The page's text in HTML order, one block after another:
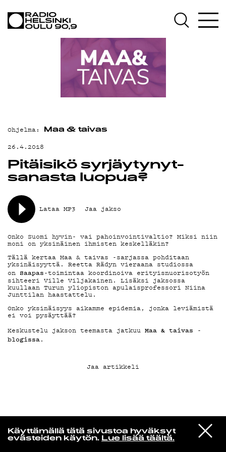
Käyttämällä tätä sivustoa hyväksyt
evästeiden käytön. Lue lisää täältä.
VIESTI
STUDIOON
Florence Adooni
Mam Pe'ela Su'ure
AJANKOHTAISTA
OHJELMAT
TEKIJÄT
ON-DEMAND
MAINOSTA
YHTEYSTIEDOT
G LIVELAB
YSTÄVÄKLUBI
TIETOSUOJA
KIRJAUDU SISÄÄN
Ohjelma: Maa & taivas
26.4.2018
Pitäisikö syrjäytynyt-
sanasta luopua?
Lataa MP3 Jaa jakso
Onko Suomi hyvin- vai pahoinvointivaltio? Miksi niin
moni on yksinäinen ihmisten keskelläkin?
Tällä kertaa Maa & taivas -sarjassa pohditaan
yksinäisyyttä. Reetta Rädyn vieraana studiossa
on Saapas-toimintaa koordinoiva erityisnuorisotyön
sihteeri Ville Viljakainen. Lisäksi jaksossa
kuullaan Turun yliopiston apulaisprofessori Niina
Junttilan haastattelu.
Onko yksinäisyys aikamme epidemia, jonka leviämistä
ei voi pysäyttää?
Keskustelu jakson teemasta jatkuu Maa & taivas -
blogissa.
Jaa artikkeli